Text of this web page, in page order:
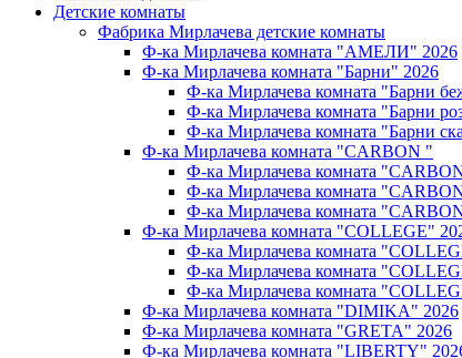
Детские комнаты
Фабрика Мирлачева детские комнаты
Ф-ка Мирлачева комната "АМЕЛИ" 2026
Ф-ка Мирлачева комната "Барни" 2026
Ф-ка Мирлачева комната "Барни
Ф-ка Мирлачева комната "Барни
Ф-ка Мирлачева комната "Барни
Ф-ка Мирлачева комната "CARBON "
Ф-ка Мирлачева комната
Ф-ка Мирлачева комната
Ф-ка Мирлачева комната
Ф-ка Мирлачева комната "COLLEGE"
Ф-ка Мирлачева комната
Ф-ка Мирлачева комната
Ф-ка Мирлачева комната
Ф-ка Мирлачева комната "DIMIKA" 2026
Ф-ка Мирлачева комната "GRETA" 2026
Ф-ка Мирлачева комната "LIBERTY"